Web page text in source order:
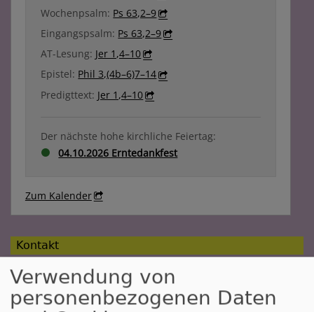
Wochenpsalm: Ps 63,2–9
Eingangspsalm: Ps 63,2–9
AT-Lesung: Jer 1,4–10
Epistel: Phil 3,(4b–6)7–14
Predigttext: Jer 1,4–10
Der nächste hohe kirchliche Feiertag:
04.10.2026 Erntedankfest
Zum Kalender
Kontakt
Evang.-Luth. Pfarramt Büchenbach
Obere Bahnhofstraße 3
91186 Büchenbach
Verwendung von
personenbezogenen Daten